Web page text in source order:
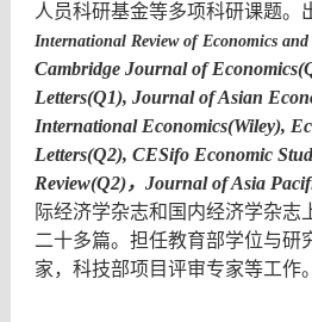
人员科研基金等多项科研课题。
International Review of Economics
Cambridge Journal of Economics(
Letters(Q1), Journal of Asian
International Economics(Wiley),
Letters(Q2), CESifo Economic
Review(Q2)，Journal of Asia
际经济学杂志和国内经济学杂志
二十多篇。担任教育部学位与研
家，科技部项目评审专家等工作。